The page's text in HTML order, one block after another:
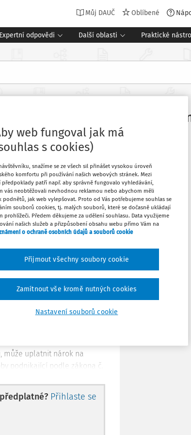
Můj DAUČ Oblíbené
Expertní odpovědi Další oblasti Praktické
Sb., změna zákona o
dokumenty (12)
č.353/2003 Sb., o
o spotřebních daních“).
spotřebované v rámci
daních. Daňové zvýhodnění
výrobou, na jejíž
uplatnit, se rozumí
pěstování zeleniny, hub,
vlastních nebo
jiného právního důvodu.
může uplatnit nárok na
podnikající podle zákona č.
nafty s podílem
Přihlaste se
Oblíbené
Stáhnout
web fungoval jak má
s cookies)
snažíme se ze všech sil přinášet vysokou úroveň
komfortu při používání našich webových stránek. Mezi
předpoklady patří např. aby správně fungovalo vyhledávání,
vás neobtěžovali nevhodnou reklamou nebo abychom měli
podnětů, jak web vylepšovat. Proto od Vás potřebujeme souhlas se
souborů cookies, tj. malých souborů, které se dočasně ukládají
prohlížeči. Předem děkujeme za udělení souhlasu. Data využijeme
našich služeb a přizpůsobení obsahu webu přímo Vám na
o ochraně osobních údajů a souborů cookie
Nastavení souborů cookie
Zamítnout vše kromě nutných cookies
Přijmout všechny soubory cookie